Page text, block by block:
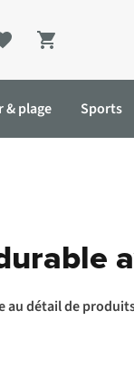
Shopping cart
& plage Sports
détail de